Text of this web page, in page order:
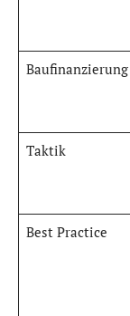
Baufinanzierung
Taktik
Best Practice